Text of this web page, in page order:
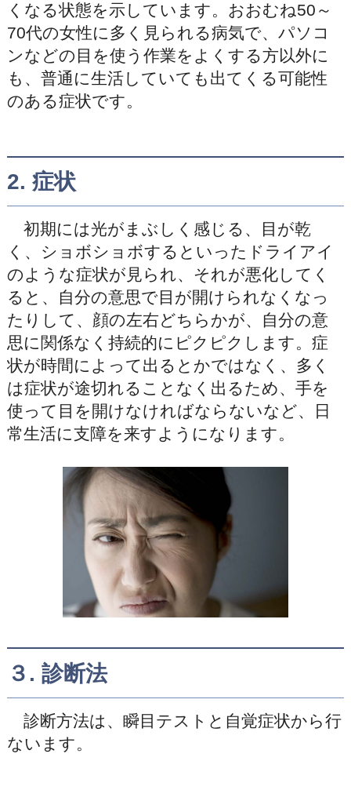
くなる状態を示しています。おおむね50～
70代の女性に多く見られる病気で、パソコ
ンなどの目を使う作業をよくする方以外に
も、普通に生活していても出てくる可能性
のある症状です。
2. 症状
初期には光がまぶしく感じる、目が乾
く、ショボショボするといったドライアイ
のような症状が見られ、それが悪化してく
ると、自分の意思で目が開けられなくなっ
たりして、顔の左右どちらかが、自分の意
思に関係なく持続的にピクピクします。症
状が時間によって出るとかではなく、多く
は症状が途切れることなく出るため、手を
使って目を開けなければならないなど、日
常生活に支障を来すようになります。
３. 診断法
診断方法は、瞬目テストと自覚症状から行
ないます。